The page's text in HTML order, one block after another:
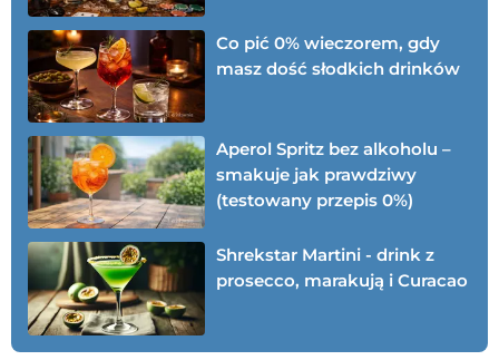
Co pić 0% wieczorem, gdy
masz dość słodkich drinków
Aperol Spritz bez alkoholu –
smakuje jak prawdziwy
(testowany przepis 0%)
Shrekstar Martini - drink z
prosecco, marakują i Curacao